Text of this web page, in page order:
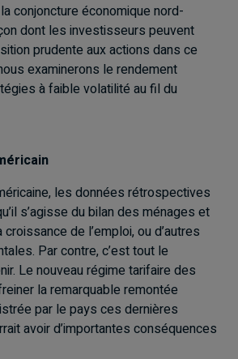
conjoncture économique nord-
dont les investisseurs peuvent
prudente aux actions dans ce
examinerons le rendement
à faible volatilité au fil du
les données rétrospectives
s’agisse du bilan des ménages et
de l’emploi, ou d’autres
Par contre, c’est tout le
Le nouveau régime tarifaire des
la remarquable remontée
par le pays ces dernières
avoir d’importantes conséquences